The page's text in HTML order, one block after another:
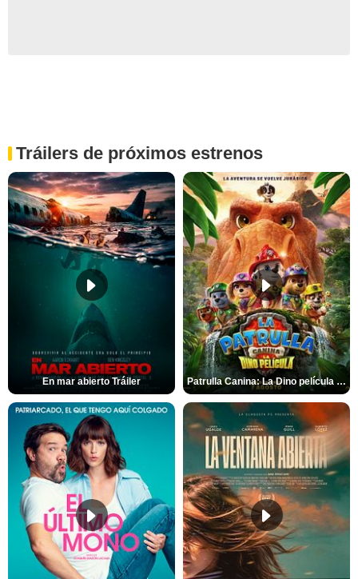
Tráilers de próximos estrenos
En mar abierto Tráiler Patrulla Canina: La Dino película Tráiler VO